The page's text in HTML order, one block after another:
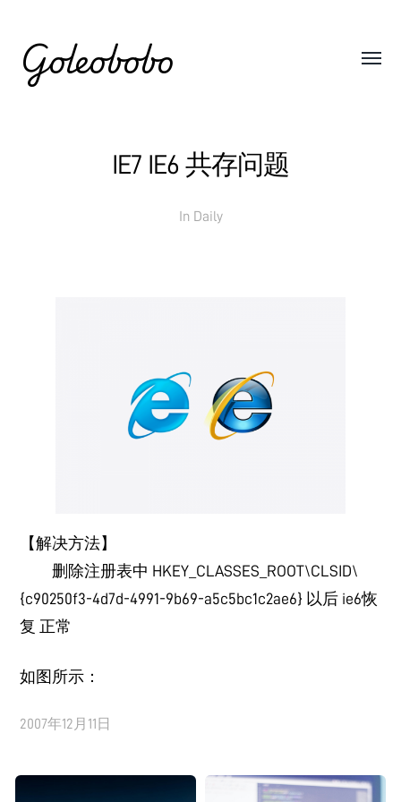
Goleobobo
IE7 IE6 共存问题
In Daily
【解决方法】
删除注册表中 HKEY_CLASSES_ROOT\CLSID\
{c90250f3-4d7d-4991-9b69-a5c5bc1c2ae6} 以后 ie6恢
复 正常
如图所示：
2007年12月11日